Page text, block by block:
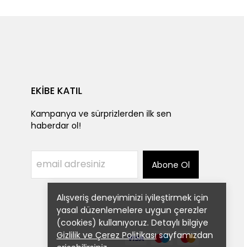
Alışveriş deneyiminizi iyileştirmek için
yasal düzenlemelere uygun çerezler
(cookies) kullanıyoruz. Detaylı bilgiye
Gizlilik ve Çerez Politikasısayfamızdan
EKİBE KATIL
Kampanya ve sürprizlerden ilk sen
haberdar ol!
Abone Ol